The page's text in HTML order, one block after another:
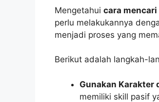
Mengetahui cara
perlu melakukannya
menjadi proses yang
Berikut adalah langkah-
Gunakan Karakter
memiliki skill pasif